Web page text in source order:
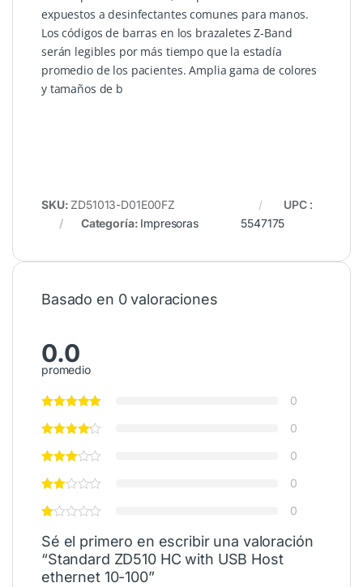
expuestos a desinfectantes comunes para manos.
Los códigos de barras en los brazaletes Z-Band
serán legibles por más tiempo que la estadía
promedio de los pacientes. Amplia gama de colores
y tamaños de b
SKU:ZD51013-D01E00FZ
Categoría: Impresoras
UPC :
5547175
Basado en 0 valoraciones
0.0
promedio
0
0
0
0
0
Sé el primero en escribir una valoración
“Standard ZD510 HC with USB Host
ethernet 10-100”